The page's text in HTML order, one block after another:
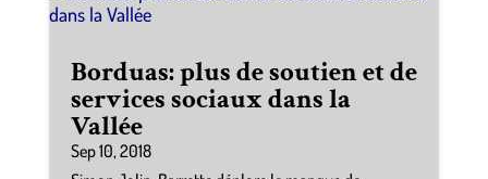
Borduas: plus de soutien et de
services sociaux dans la
Vallée
Sep 10, 2018